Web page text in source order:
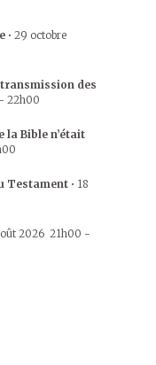
• 29 octobre
transmission des
- 22h00
la Bible n’était
Testament • 18
2026 21h00 -